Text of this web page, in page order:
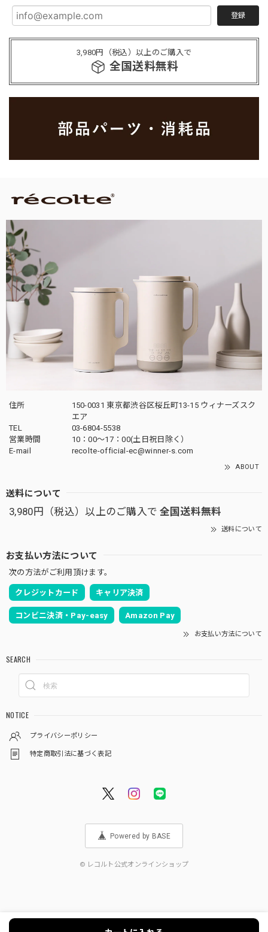
登録
3,980円（税込）以上のご購入で
全国送料無料
住所
150-0031 東京都渋谷区桜丘町13-15 ウィナーズスク
エア
TEL
03-6804-5538
営業時間
10：00〜17：00(土日祝日除く）
E-mail
recolte-official-ec@winner-s.com
ABOUT
送料について
3,980円（税込）以上のご購入で 全国送料無料
送料について
お支払い方法について
次の方法がご利用頂けます。
クレジットカード キャリア決済
コンビニ決済・Pay-easy Amazon Pay
お支払い方法について
SEARCH
NOTICE
プライバシーポリシー
特定商取引法に基づく表記
Powered by BASE
© レコルト公式オンラインショップ